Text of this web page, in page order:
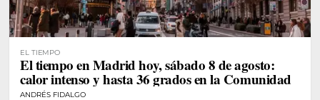
EL TIEMPO
El tiempo en Madrid hoy, sábado 8 de agosto:
calor intenso y hasta 36 grados en la Comunidad
ANDRÉS FIDALGO